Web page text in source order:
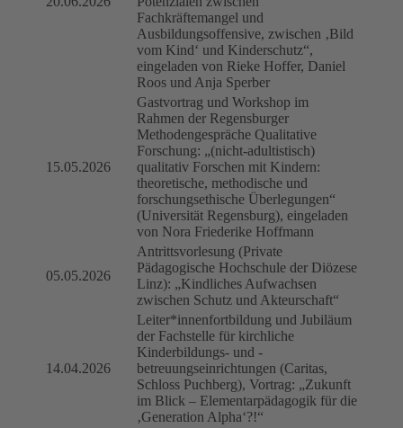
Fachkräftemangel und
Ausbildungsoffensive, zwischen ‚Bild
vom Kind‘ und Kinderschutz“,
eingeladen von Rieke Hoffer, Daniel
Roos und Anja Sperber
15.05.2026
Gastvortrag und Workshop im
Rahmen der Regensburger
Methodengespräche Qualitative
Forschung: „(nicht-adultistisch)
qualitativ Forschen mit Kindern:
theoretische, methodische und
forschungsethische Überlegungen“
(Universität Regensburg), eingeladen
von Nora Friederike Hoffmann
05.05.2026
Antrittsvorlesung (Private
Pädagogische Hochschule der Diözese
Linz): „Kindliches Aufwachsen
zwischen Schutz und Akteurschaft“
14.04.2026
Leiter*innenfortbildung und Jubiläum
der Fachstelle für kirchliche
Kinderbildungs- und -
betreuungseinrichtungen (Caritas,
Schloss Puchberg), Vortrag: „Zukunft
im Blick – Elementarpädagogik für die
‚Generation Alpha‘?!“